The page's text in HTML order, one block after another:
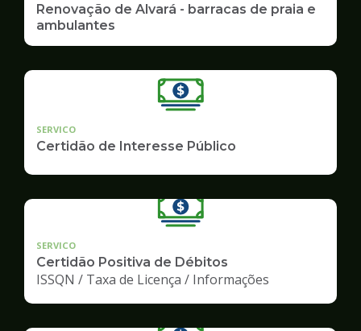
Renovação de Alvará - barracas de praia e
ambulantes
SERVICO
Certidão de Interesse Público
SERVICO
Certidão Positiva de Débitos
ISSQN / Taxa de Licença / Informações